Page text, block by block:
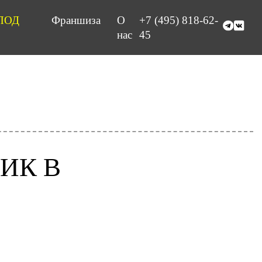
Франшиза
О
нас
+7 (495) 818-62-
45
В